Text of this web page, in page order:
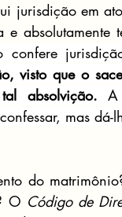
jurisdição em
e
confere
visto que o
absolvição. A
mas dá-
do
O Código de